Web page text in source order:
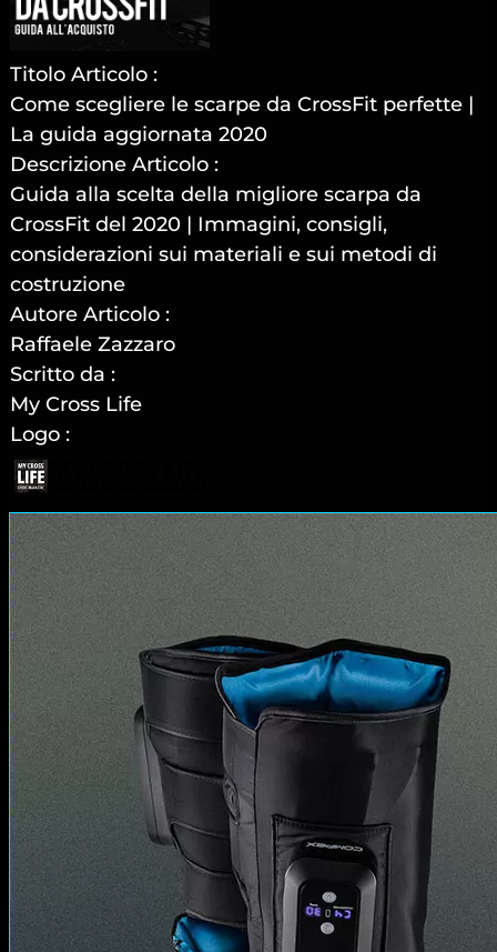
Titolo Articolo :
Come scegliere le scarpe da CrossFit perfette |
La guida aggiornata 2020
Descrizione Articolo :
Guida alla scelta della migliore scarpa da
CrossFit del 2020 | Immagini, consigli,
considerazioni sui materiali e sui metodi di
costruzione
Autore Articolo :
Raffaele Zazzaro
Scritto da :
My Cross Life
Logo :